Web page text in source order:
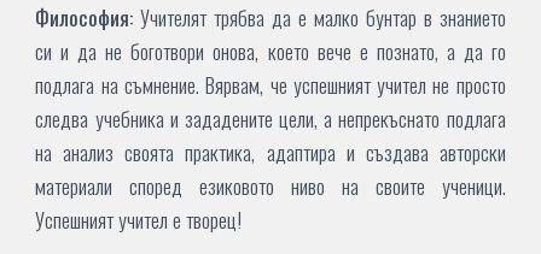
Философия:Учителят трябва да е малко бунтар в знанието
си и да не боготвори онова, което вече е познато, а да го
подлага на съмнение. Вярвам, че успешният учител не просто
следва учебника и зададените цели, а непрекъснато подлага
на анализ своята практика, адаптира и създава авторски
материали според езиковото ниво на своите ученици.
Успешният учител е творец!